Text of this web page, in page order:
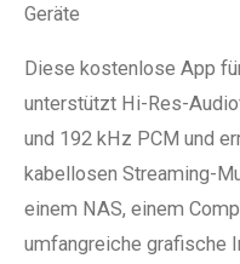
Geräte
Diese kostenlose App
unterstützt Hi-Res-
und 192 kHz PCM und
kabellosen Streaming-
einem NAS, einem
umfangreiche grafische